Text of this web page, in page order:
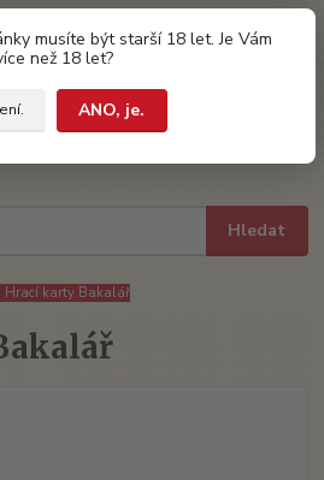
musíte být starší 18 let. Je Vám
než 18 let?
ANO, je.
Hledat
za0 Kč
Hrací karty Bakalář